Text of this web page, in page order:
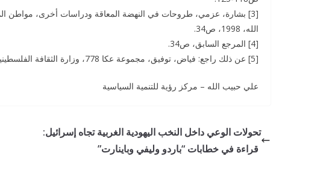
الله، 1998، ص34.
[4] المرجع السابق، ص34.
[5] عن ذلك راجع: فياض، توفيق، مجموعة عكا 778، وزارة الثقافة الفلسطينية، ط3، 2000.
علي حبيب الله – مركز رؤية للتنمية السياسية
تحولات الوعي داخل النخب اليهودية الغربية تجاه إسرائيل:
قراءة في خطابات “باردو وليفي وباينارت”